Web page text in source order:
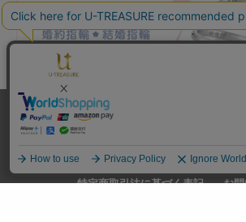
送料とお支払い方法 プライバシーポリシー
特定商取引法に基づく表記 お